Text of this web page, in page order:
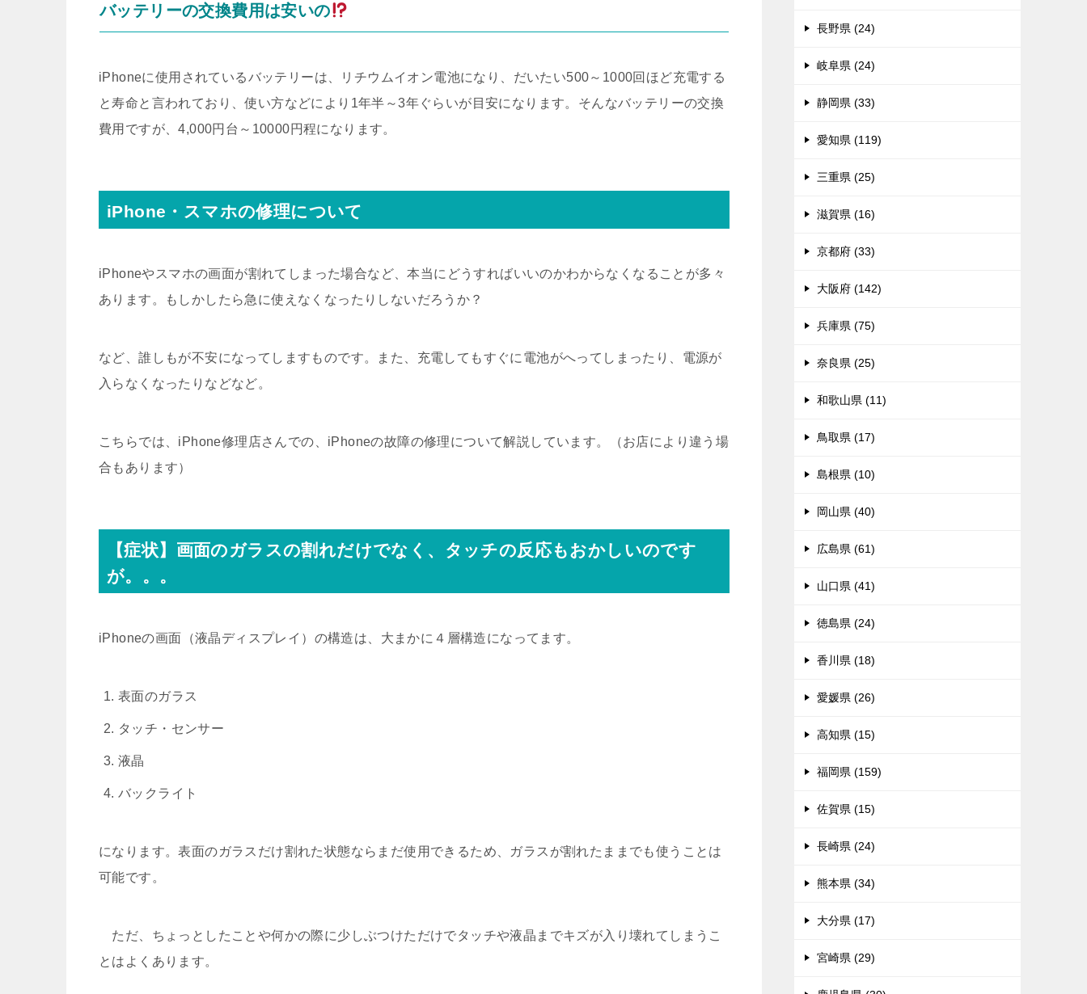
バッテリーの交換費用は安いの
iPhoneに使用されているバッテリーは、リチウムイオン電池になり、だいたい500～1000回ほど充電する
と寿命と言われており、使い方などにより1年半～3年ぐらいが目安になります。そんなバッテリーの交換
費用ですが、4,000円台～10000円程になります。
iPhone・スマホの修理について
iPhoneやスマホの画面が割れてしまった場合など、本当にどうすればいいのかわからなくなることが多々
あります。もしかしたら急に使えなくなったりしないだろうか？
など、誰しもが不安になってしますものです。また、充電してもすぐに電池がへってしまったり、電源が
入らなくなったりなどなど。
こちらでは、iPhone修理店さんでの、iPhoneの故障の修理について解説しています。（お店により違う場
合もあります）
【症状】画面のガラスの割れだけでなく、タッチの反応もおかしいのです
が。。。
iPhoneの画面（液晶ディスプレイ）の構造は、大まかに４層構造になってます。
表面のガラス
タッチ・センサー
液晶
バックライト
になります。表面のガラスだけ割れた状態ならまだ使用できるため、ガラスが割れたままでも使うことは
可能です。
ただ、ちょっとしたことや何かの際に少しぶつけただけでタッチや液晶までキズが入り壊れてしまうこ
とはよくあります。
長野県 (24)
岐阜県 (24)
静岡県 (33)
愛知県 (119)
三重県 (25)
滋賀県 (16)
京都府 (33)
大阪府 (142)
兵庫県 (75)
奈良県 (25)
和歌山県 (11)
鳥取県 (17)
島根県 (10)
岡山県 (40)
広島県 (61)
山口県 (41)
徳島県 (24)
香川県 (18)
愛媛県 (26)
高知県 (15)
福岡県 (159)
佐賀県 (15)
長崎県 (24)
熊本県 (34)
大分県 (17)
宮崎県 (29)